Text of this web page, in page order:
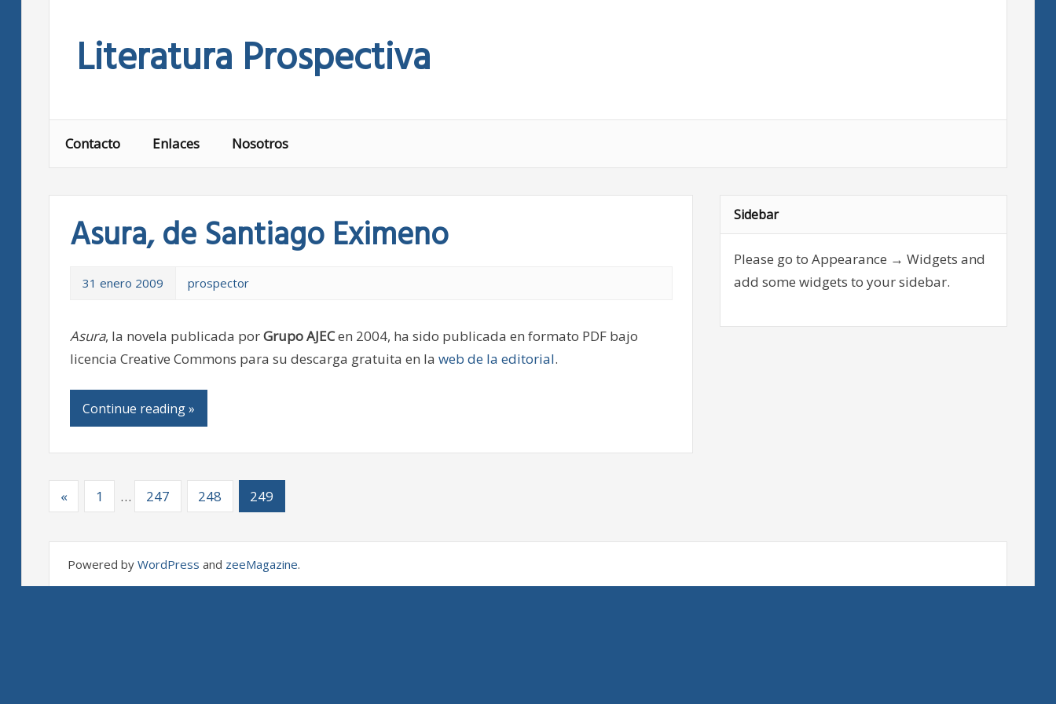
Literatura Prospectiva
Contacto Enlaces Nosotros
Asura, de Santiago Eximeno
31 enero 2009 prospector
Asura, la novela publicada porGrupo AJECen 2004, ha sido publicada en formato PDF bajo
licencia Creative Commons para su descarga gratuita en la web de la editorial.
Continue reading »
« 1 … 247 248 249
Sidebar
Please go to Appearance → Widgets and
add some widgets to your sidebar.
Powered by WordPress and zeeMagazine.